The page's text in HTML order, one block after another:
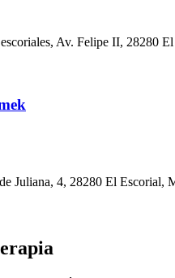
Av. Felipe II, 28280
Juliana, 4, 28280 El Escorial,